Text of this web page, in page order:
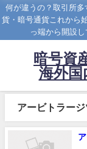
何が違うの？取引所
貨・暗号通貨これから
っ端から開設
暗号資
海外
アービトラー